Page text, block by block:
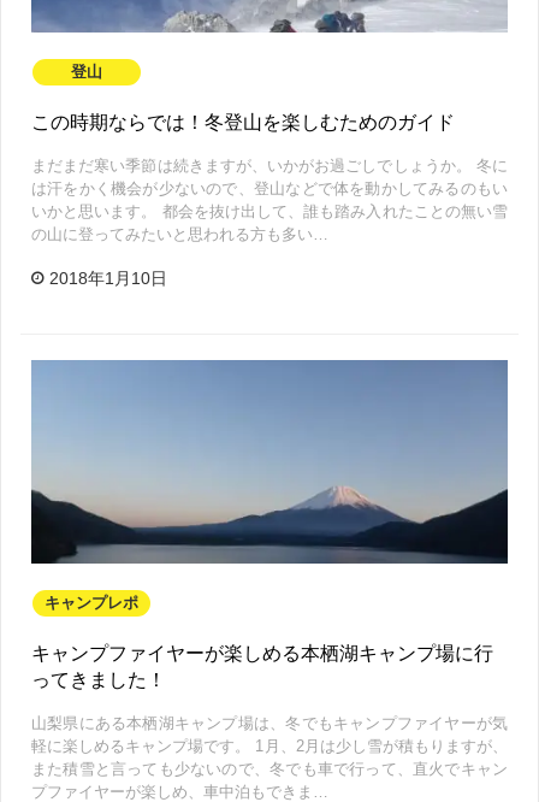
登山
この時期ならでは！冬登山を楽しむためのガイド
まだまだ寒い季節は続きますが、いかがお過ごしでしょうか。 冬に
は汗をかく機会が少ないので、登山などで体を動かしてみるのもい
いかと思います。 都会を抜け出して、誰も踏み入れたことの無い雪
の山に登ってみたいと思われる方も多い…
2018年1月10日
キャンプレポ
キャンプファイヤーが楽しめる本栖湖キャンプ場に行
ってきました！
山梨県にある本栖湖キャンプ場は、冬でもキャンプファイヤーが気
軽に楽しめるキャンプ場です。 1月、2月は少し雪が積もりますが、
また積雪と言っても少ないので、冬でも車で行って、直火でキャン
プファイヤーが楽しめ、車中泊もできま…